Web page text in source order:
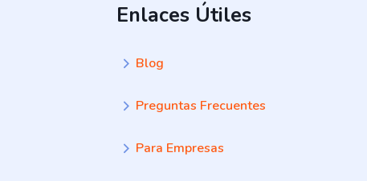
Enlaces Útiles
Blog
Preguntas Frecuentes
Para Empresas